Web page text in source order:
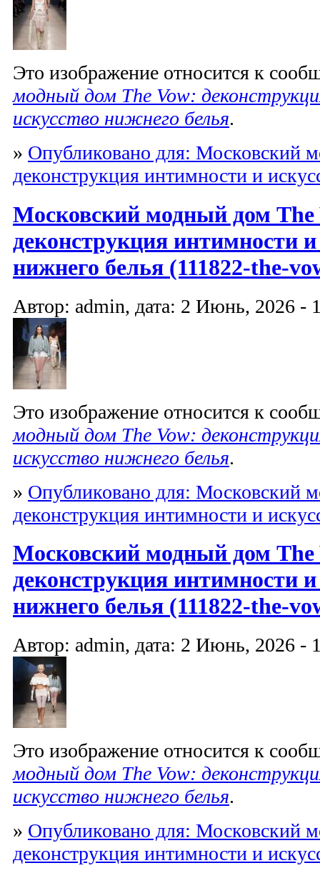
Это изображение относится к
модный дом The Vow:
искусство нижнего белья.
» Опубликовано для: Московский
деконструкция интимности и
Московский модный дом The
деконструкция интимности и
нижнего белья (111822-the-
Автор: admin, дата: 2 Июнь, 2026 -
Это изображение относится к
модный дом The Vow:
искусство нижнего белья.
» Опубликовано для: Московский
деконструкция интимности и
Московский модный дом The
деконструкция интимности и
нижнего белья (111822-the-
Автор: admin, дата: 2 Июнь, 2026 -
Это изображение относится к
модный дом The Vow:
искусство нижнего белья.
» Опубликовано для: Московский
деконструкция интимности и